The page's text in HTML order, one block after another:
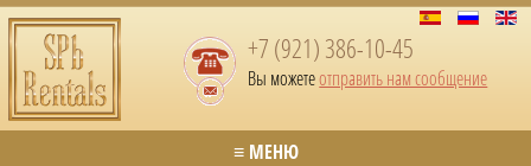
+7 (921) 386-10-45
Вы можетеотправить нам сообщение
≡ МЕНЮ